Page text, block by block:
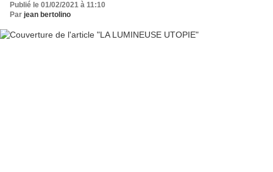
Publié le 01/02/2021 à 11:10
Par jean bertolino